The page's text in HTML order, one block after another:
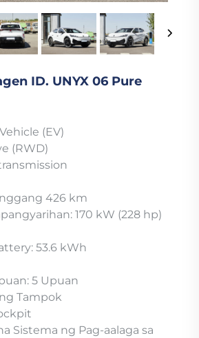
ID. UNYX 06 Pure
(EV)
(RWD)
426 km
170 kW (228 hp)
53.6 kWh
5 Upuan
Tampok
Sistema ng Pag-aalaga sa